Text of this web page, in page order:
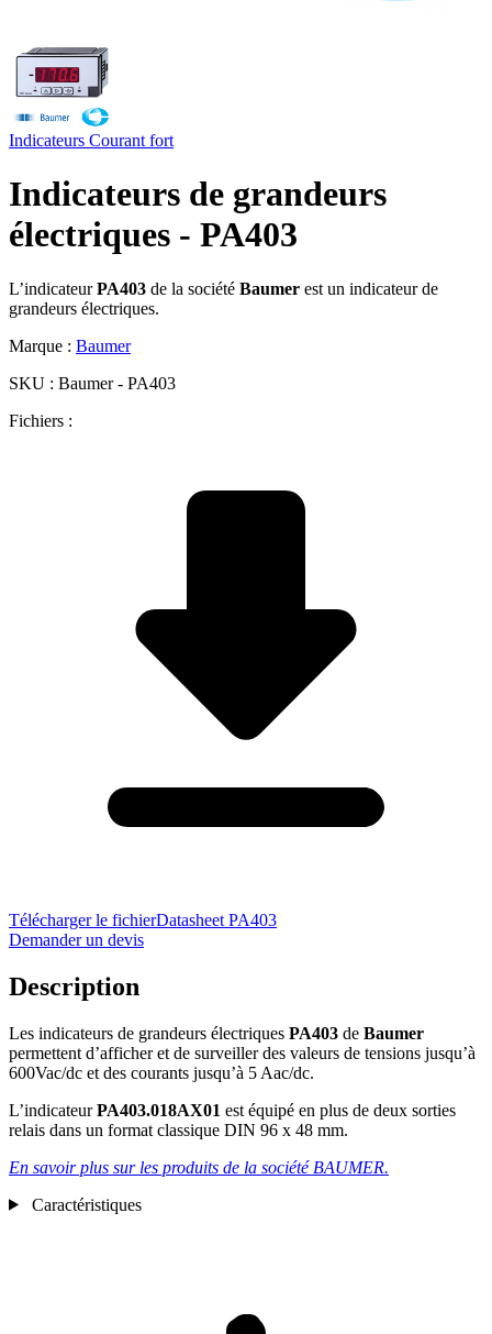
Indicateurs Courant fort
Indicateurs de grandeurs
électriques - PA403
L’indicateurPA403 de la société Baumer est un indicateur de
grandeurs électriques.
Marque : Baumer
SKU : Baumer - PA403
Fichiers :
Télécharger le fichierDatasheet PA403
Demander un devis
Description
Les indicateurs de grandeurs électriques PA403 de Baumer
permettent d’afficher et de surveiller des valeurs de tensions jusqu’à
600Vac/dc et des courants jusqu’à 5 Aac/dc.
L’indicateurPA403.018AX01 est équipé en plus de deux sorties
relais dans un format classique DIN 96 x 48 mm.
En savoir plus sur les produits de la société BAUMER.
Caractéristiques